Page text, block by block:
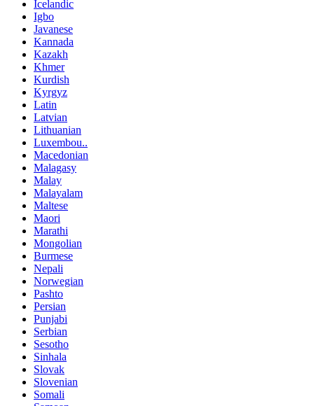
Icelandic
Igbo
Javanese
Kannada
Kazakh
Khmer
Kurdish
Kyrgyz
Latin
Latvian
Lithuanian
Luxembou..
Macedonian
Malagasy
Malay
Malayalam
Maltese
Maori
Marathi
Mongolian
Burmese
Nepali
Norwegian
Pashto
Persian
Punjabi
Serbian
Sesotho
Sinhala
Slovak
Slovenian
Somali